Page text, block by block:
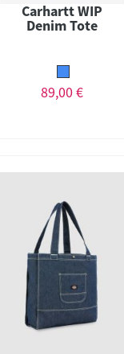
Carhartt WIP
Denim Tote
89,00 €